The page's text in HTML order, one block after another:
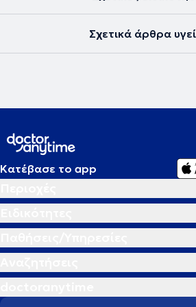
ιατρική εντείνεται όλο και περισσότερο η
Σχετικά άρθρα
Κατέβασε το app